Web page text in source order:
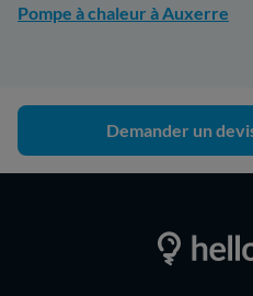
Pompe à chaleur à Auxerre
Demander un